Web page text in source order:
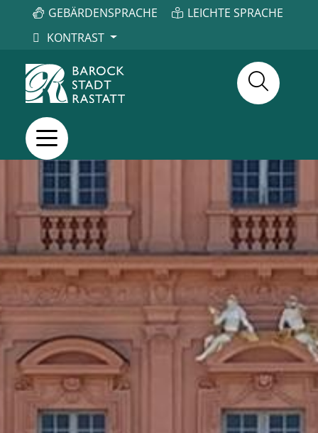
GEBÄRDENSPRACHE
LEICHTE SPRACHE
KONTRAST